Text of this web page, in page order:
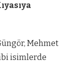
Mehmet
isimlerde